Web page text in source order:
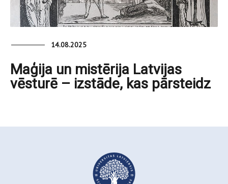
14.08.2025
Maģija un mistērija Latvijas
vēsturē – izstāde, kas pārsteidz